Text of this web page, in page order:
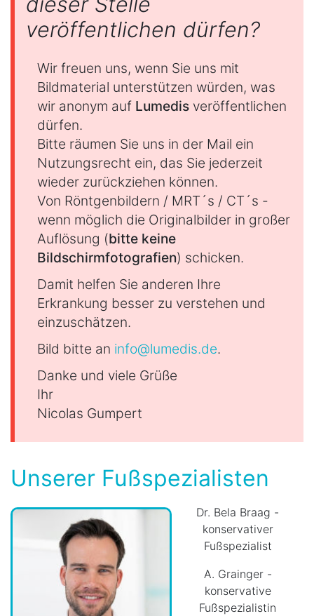
veröffentlichen dürfen?
Wir freuen uns, wenn Sie uns mit
Bildmaterial unterstützen würden, was
wir anonym auf Lumedis veröffentlichen
dürfen.
Bitte räumen Sie uns in der Mail ein
Nutzungsrecht ein, das Sie jederzeit
wieder zurückziehen können.
Von Röntgenbildern / MRT´s / CT´s -
wenn möglich die Originalbilder in großer
Auflösung (bitte keine
Bildschirmfotografien) schicken.
Damit helfen Sie anderen Ihre
Erkrankung besser zu verstehen und
einzuschätzen.
Bild bitte an info@lumedis.de.
Danke und viele Grüße
Ihr
Nicolas Gumpert
Unserer Fußspezialisten
Dr. Bela Braag -
konservativer
Fußspezialist
A. Grainger -
konservative
Fußspezialistin